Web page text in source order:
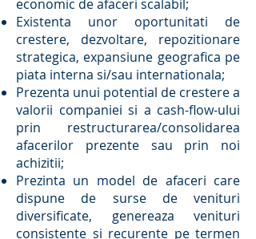
economic de afaceri scalabil;
Existenta unor oportunitati de
crestere, dezvoltare, repozitionare
strategica, expansiune geografica pe
piata interna si/sau internationala;
Prezenta unui potential de crestere a
valorii companiei si a cash-flow-ului
prin restructurarea/consolidarea
afacerilor prezente sau prin noi
achizitii;
Prezinta un model de afaceri care
dispune de surse de venituri
diversificate, genereaza venituri
consistente si recurente pe termen